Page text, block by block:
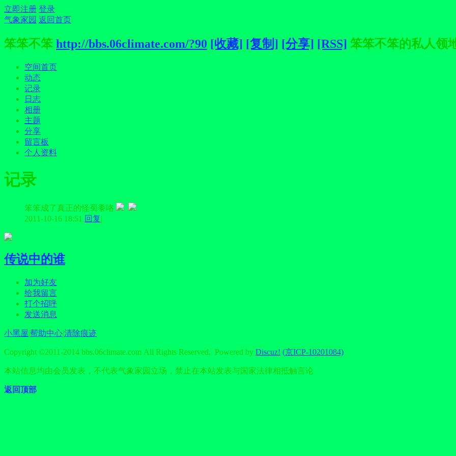
立即注册 登录
气象家园 返回首页
笨笨不笨 http://bbs.06climate.com/?90 [收藏] [复制] [分享] [RSS] 笨笨不笨的私人领
空间首页
动态
记录
日志
相册
主题
分享
留言板
个人资料
记录
笨笨成了真正的怪蜀黍咯
2011-10-16 18:51 回复|
传说中的谁
加为好友
给我留言
打个招呼
发送消息
小黑屋|帮助中心|清除痕迹
Copyright ©2011-2014 bbs.06climate.com All Rights Reserved. Powered by Discuz! (京ICP-10201084)
本站信息均由会员发表，不代表气象家园立场，禁止在本站发表与国家法律相抵触言论
返回顶部